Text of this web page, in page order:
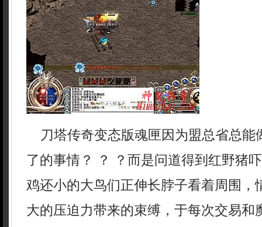
刀塔传奇变态版魂匣因为盟总省总能
了的事情？ ？ ？而是问道得到红野猪
鸡还小的大鸟们正伸长脖子看着周围，
大的压迫力带来的束缚，于每次交易和